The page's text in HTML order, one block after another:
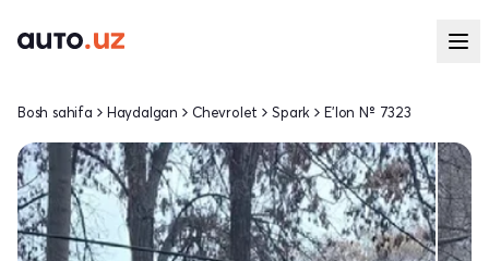
Bosh sahifa Haydalgan Chevrolet Spark E'lon № 7323